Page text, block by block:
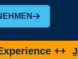
++